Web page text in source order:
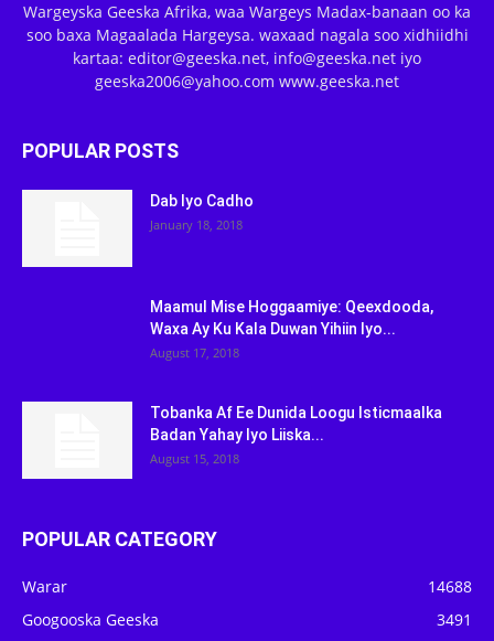
Wargeyska Geeska Afrika, waa Wargeys Madax-banaan oo ka
soo baxa Magaalada Hargeysa. waxaad nagala soo xidhiidhi
kartaa: editor@geeska.net, info@geeska.net iyo
geeska2006@yahoo.com www.geeska.net
POPULAR POSTS
Dab Iyo Cadho
January 18, 2018
Maamul Mise Hoggaamiye: Qeexdooda,
Waxa Ay Ku Kala Duwan Yihiin Iyo...
August 17, 2018
Tobanka Af Ee Dunida Loogu Isticmaalka
Badan Yahay Iyo Liiska...
August 15, 2018
POPULAR CATEGORY
Warar
14688
Googooska Geeska
3491